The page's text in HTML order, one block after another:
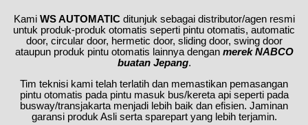
Kami WS AUTOMATICditunjuk sebagai distributor/agen resmi
untuk produk-produk otomatis seperti pintu otomatis, automatic
door, circular door, hermetic door, sliding door, swing door
ataupun produk pintu otomatis lainnya dengan merek NABCO
buatan Jepang.
Tim teknisi kami telah terlatih dan memastikan pemasangan
pintu otomatis pada pintu masuk bus/kereta api seperti pada
busway/transjakarta menjadi lebih baik dan efisien. Jaminan
garansi produk Asli serta sparepart yang lebih terjamin.